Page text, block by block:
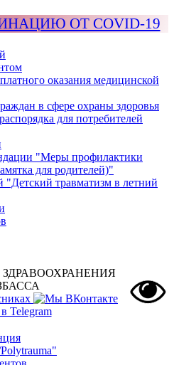
ОТ COVID-19
оказания медицинской
в сфере охраны здоровья
для потребителей
"Меры профилактики
для родителей)"
"Детский травматизм в летний